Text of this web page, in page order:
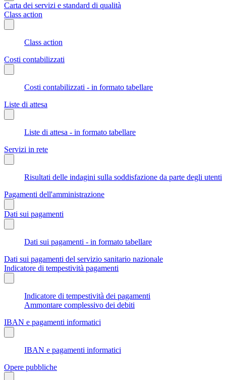
Carta dei servizi e standard di qualità
Class action
Class action
Costi contabilizzati
Costi contabilizzati - in formato tabellare
Liste di attesa
Liste di attesa - in formato tabellare
Servizi in rete
Risultati delle indagini sulla soddisfazione da parte degli utenti
Pagamenti dell'amministrazione
Dati sui pagamenti
Dati sui pagamenti - in formato tabellare
Dati sui pagamenti del servizio sanitario nazionale
Indicatore di tempestività pagamenti
Indicatore di tempestività dei pagamenti
Ammontare complessivo dei debiti
IBAN e pagamenti informatici
IBAN e pagamenti informatici
Opere pubbliche